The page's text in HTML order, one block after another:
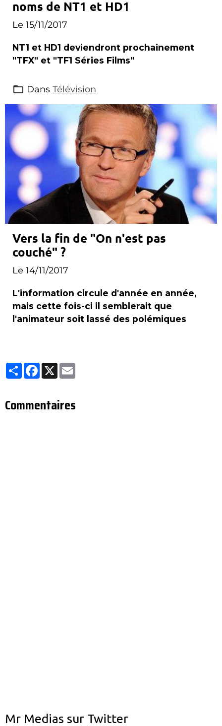
noms de NT1 et HD1
Le 15/11/2017
NT1 et HD1 deviendront prochainement
"TFX" et "TF1 Séries Films"
Dans Télévision
Vers la fin de "On n'est pas
couché" ?
Le 14/11/2017
L'information circule d'année en année,
mais cette fois-ci il semblerait que
l'animateur soit lassé des polémiques
Partager
Facebook
X
Commentaires
Mr Medias sur Twitter